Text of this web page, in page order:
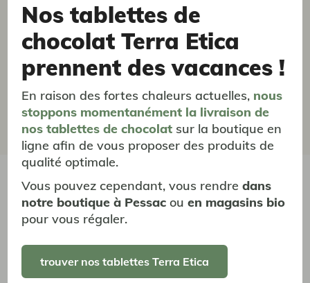
04/10/2025
Parfait pour moi
Mouture parfaite pour un café corsé mais cependant
parfumé
Précédent 1 2 Suivant
vous aimerez aussi...
Nos tablettes de
chocolat Terra Etica
prennent des vacances !
En raison des fortes chaleurs actuelles, nous
stoppons momentanément la livraison de
nos tablettes de chocolat sur la boutique en
ligne afin de vous proposer des produits de
qualité optimale.
Vous pouvez cependant, vous rendredans
notre boutique à Pessac ouen magasins bio
pour vous régaler.
trouver nos tablettes Terra Etica